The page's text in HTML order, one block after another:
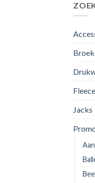
Fleece
Jacks